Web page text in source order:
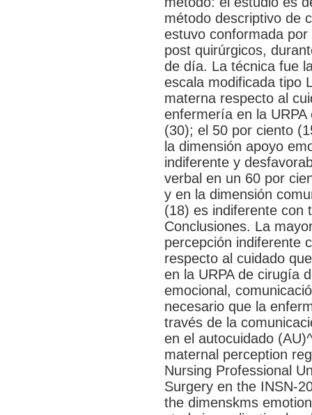
método descriptivo de
estuvo conformada
post quirúrgicos,
de día. La técnica fue
escala modificada tipo
materna respecto al
enfermería en la
(30); el 50 por ciento
la dimensión apoyo
indiferente y
verbal en un 60 por
y en la dimensión
(18) es indiferente con
Conclusiones. La
percepción indiferente
respecto al cuidado
en la URPA de cirugía
emocional,
necesario que la
través de la
en el autocuidado
maternal perception
Nursing Professional
Surgery en the INSN-
the dimenskms